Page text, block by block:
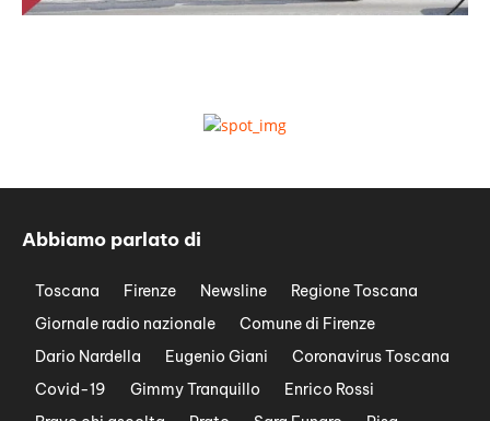
Abbiamo parlato di
Toscana Firenze Newsline
Regione Toscana
Giornale radio nazionale
Comune di Firenze
Dario Nardella
Eugenio Giani
Coronavirus Toscana
Covid-19
Gimmy Tranquillo
Enrico Rossi